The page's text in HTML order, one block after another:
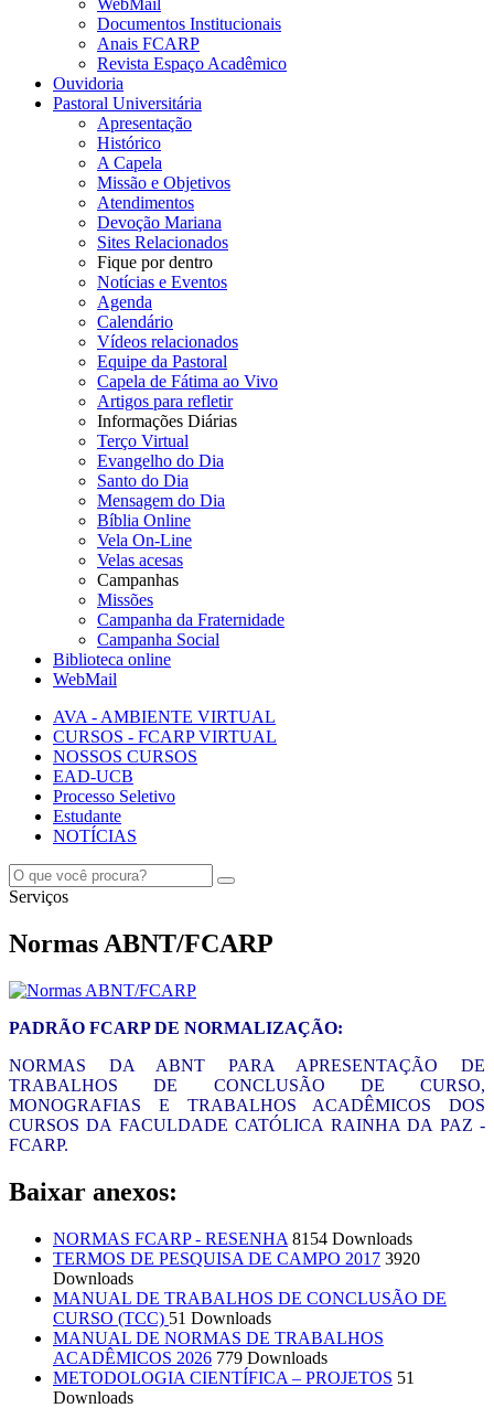
WebMail
Documentos Institucionais
Anais FCARP
Revista Espaço Acadêmico
Ouvidoria
Pastoral Universitária
Apresentação
Histórico
A Capela
Missão e Objetivos
Atendimentos
Devoção Mariana
Sites Relacionados
Fique por dentro
Notícias e Eventos
Agenda
Calendário
Vídeos relacionados
Equipe da Pastoral
Capela de Fátima ao Vivo
Artigos para refletir
Informações Diárias
Terço Virtual
Evangelho do Dia
Santo do Dia
Mensagem do Dia
Bíblia Online
Vela On-Line
Velas acesas
Campanhas
Missões
Campanha da Fraternidade
Campanha Social
Biblioteca online
WebMail
AVA - AMBIENTE VIRTUAL
CURSOS - FCARP VIRTUAL
NOSSOS CURSOS
EAD-UCB
Processo Seletivo
Estudante
NOTÍCIAS
Serviços
Normas ABNT/FCARP
PADRÃO FCARP DE NORMALIZAÇÃO:
NORMAS DA ABNT PARA APRESENTAÇÃO DE
TRABALHOS DE CONCLUSÃO DE CURSO,
MONOGRAFIAS E TRABALHOS ACADÊMICOS DOS
CURSOS DA FACULDADE CATÓLICA RAINHA DA PAZ -
FCARP.
Baixar anexos:
NORMAS FCARP - RESENHA 8154 Downloads
TERMOS DE PESQUISA DE CAMPO 2017 3920
Downloads
MANUAL DE TRABALHOS DE CONCLUSÃO DE
CURSO (TCC) 51 Downloads
MANUAL DE NORMAS DE TRABALHOS
ACADÊMICOS 2026 779 Downloads
METODOLOGIA CIENTÍFICA – PROJETOS 51
Downloads